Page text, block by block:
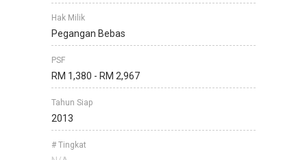
Hak Milik
Pegangan Bebas
PSF
RM 1,380 - RM 2,967
Tahun Siap
2013
# Tingkat